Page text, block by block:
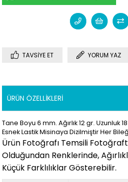
TAVSIYE ET YORUM YAZ
ÜRÜN ÖZELLIKLERI
Tane Boyu 6 mm. Ağırlık 12 gr. Uzunluk
Esnek Lastik Misinaya Dizilmiştir Her
Ürün Fotoğrafı Temsili
Olduğundan Renklerinde,
Küçük Farklılıklar Gösterebilir.